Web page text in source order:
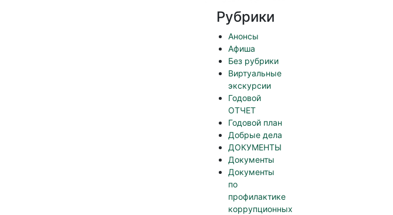
Рубрики
Анонсы
Афиша
Без рубрики
Виртуальные
экскурсии
Годовой
ОТЧЕТ
Годовой план
Добрые дела
ДОКУМЕНТЫ
Документы
Документы
по
профилактике
коррупционных